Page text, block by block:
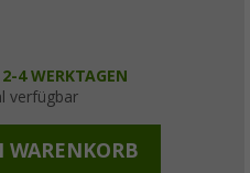
4 WERKTAGEN
verfügbar
WARENKORB